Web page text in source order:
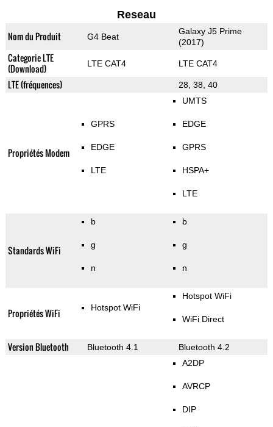
Reseau
Nom du Produit G4 Beat
Galaxy J5 Prime
(2017)
Categorie LTE
(Download)
LTE CAT4 LTE CAT4
LTE (fréquences) 28, 38, 40
Propriétés Modem
GPRS
EDGE
LTE
UMTS
EDGE
GPRS
HSPA+
LTE
Standards WiFi
b
g
n
b
g
n
Propriétés WiFi Hotspot WiFi
Hotspot WiFi
WiFi Direct
Version Bluetooth Bluetooth 4.1 Bluetooth 4.2
A2DP
AVRCP
DIP